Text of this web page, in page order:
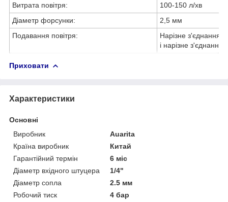
Витрата повітря:
100-150 л/хв
Діаметр форсунки:
2,5 мм
Подавання повітря:
Нарізне з'єднання
і нарізне з'єднання
Приховати
Характеристики
Основні
Виробник
Auarita
Країна виробник
Китай
Гарантійний термін
6 міс
Діаметр вхідного штуцера
1/4"
Діаметр сопла
2.5 мм
Робочий тиск
4 бар